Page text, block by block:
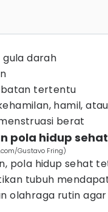
darah
tertentu
hamil,
berat
pola hidup sehat
Gustavo Fring)
pola hidup sehat
tubuh
olahraga rutin